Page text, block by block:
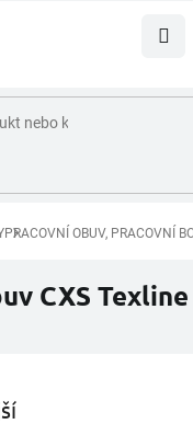
PRACOVNÍ OBUV, PRACOVNÍ
CXS Texline